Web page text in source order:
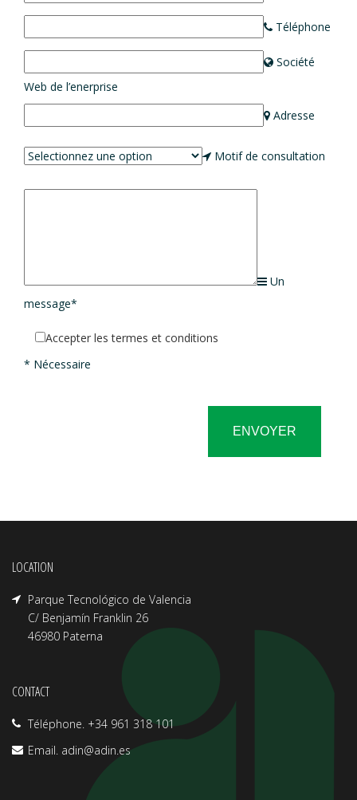
Téléphone
Société
Web de l’enerprise
Adresse
Motif de consultation
Un
message*
Accepter les termes et conditions
* Nécessaire
ENVOYER
LOCATION
Parque Tecnológico de Valencia
C/ Benjamín Franklin 26
46980 Paterna
CONTACT
Téléphone. +34 961 318 101
Email. adin@adin.es